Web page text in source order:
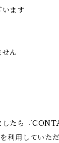
います
ん
したら『
利用していた